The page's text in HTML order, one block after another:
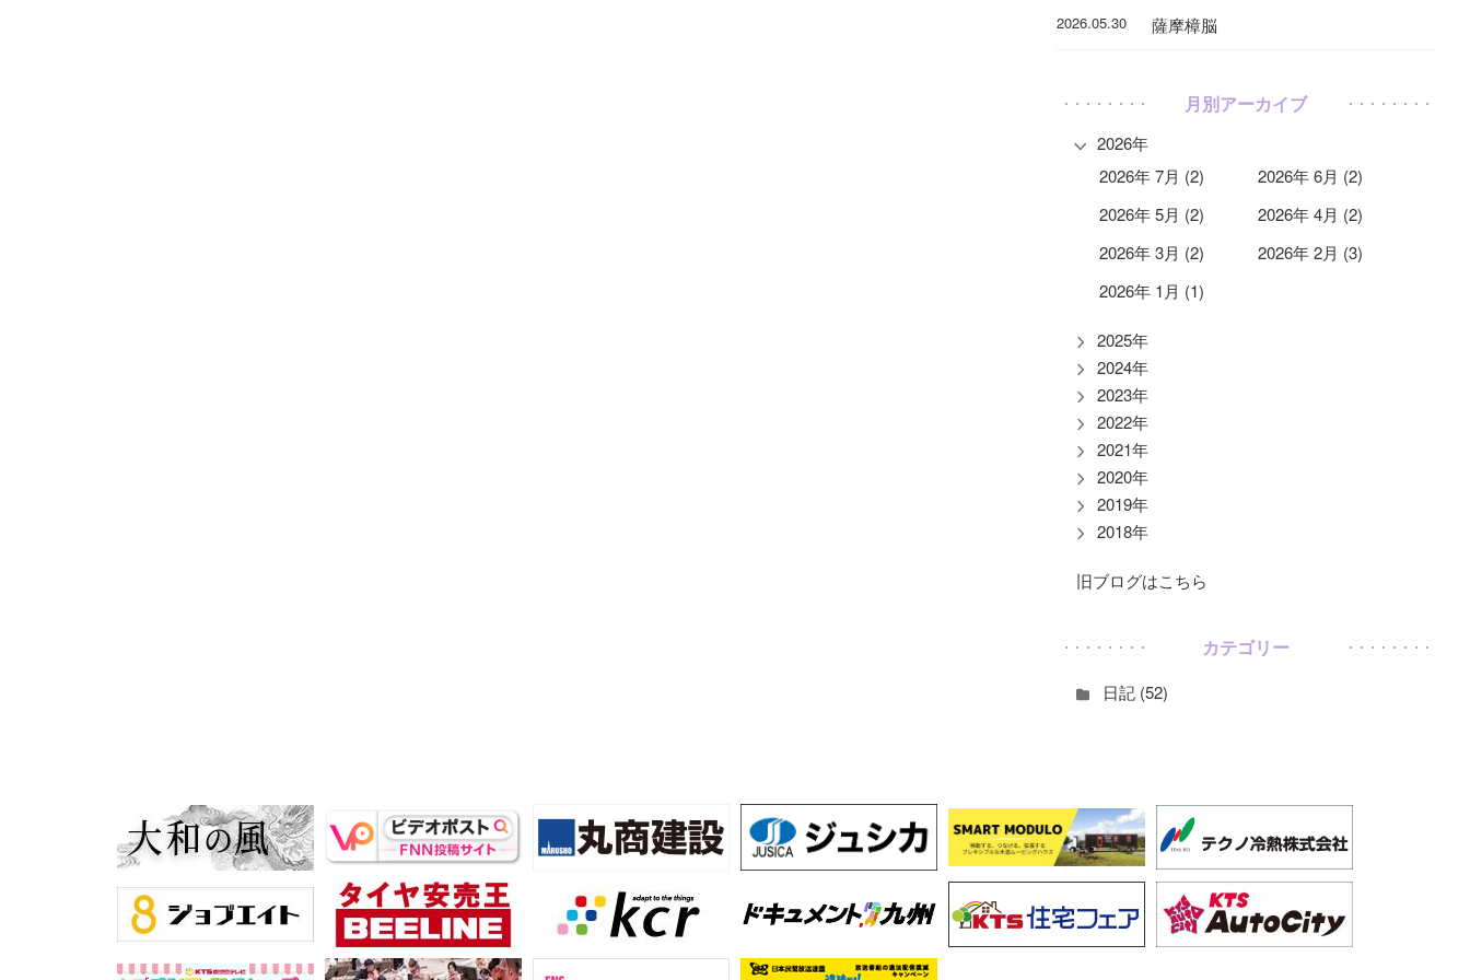
2026.05.30 薩摩樟脳
月別アーカイブ
2026年
2026年 7月 (2)
2026年 6月 (2)
2026年 5月 (2)
2026年 4月 (2)
2026年 3月 (2)
2026年 2月 (3)
2026年 1月 (1)
2025年
2024年
2023年
2022年
2021年
2020年
2019年
2018年
旧ブログはこちら
カテゴリー
日記 (52)